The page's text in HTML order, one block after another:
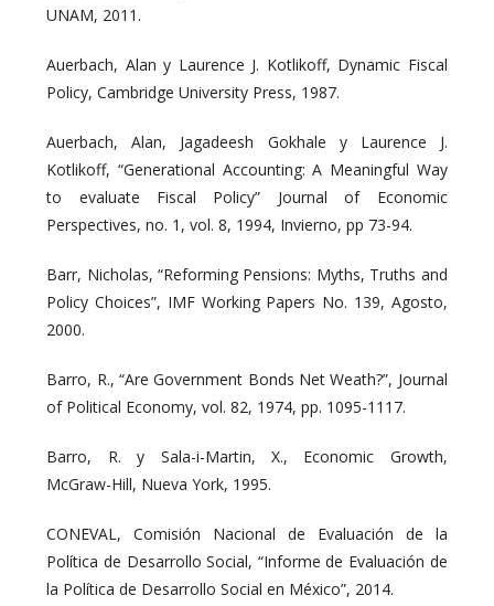
UNAM, 2011.
Auerbach, Alan y Laurence J. Kotlikoff, Dynamic Fiscal
Policy, Cambridge University Press, 1987.
Auerbach, Alan, Jagadeesh Gokhale y Laurence J.
Kotlikoff, “Generational Accounting: A Meaningful Way
to evaluate Fiscal Policy” Journal of Economic
Perspectives, no. 1, vol. 8, 1994, Invierno, pp 73-94.
Barr, Nicholas, “Reforming Pensions: Myths, Truths and
Policy Choices”, IMF Working Papers No. 139, Agosto,
2000.
Barro, R., “Are Government Bonds Net Weath?”, Journal
of Political Economy, vol. 82, 1974, pp. 1095-1117.
Barro, R. y Sala-i-Martin, X., Economic Growth,
McGraw-Hill, Nueva York, 1995.
CONEVAL, Comisión Nacional de Evaluación de la
Política de Desarrollo Social, “Informe de Evaluación de
la Política de Desarrollo Social en México”, 2014.